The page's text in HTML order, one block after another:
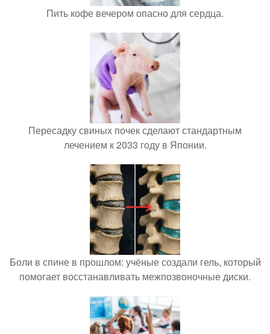
Пить кофе вечером опасно для сердца.
Пересадку свиных почек сделают стандартным
лечением к 2033 году в Японии.
Боли в спине в прошлом: учёные создали гель, который
помогает восстанавливать межпозвоночные диски.